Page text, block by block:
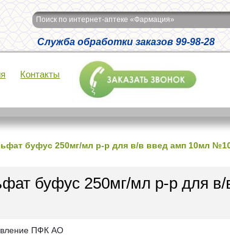
Поиск по интернет-аптеке «Фармация»
Служба обработки заказов 99-98-28
Контакты
буфус 250мг/мл р-р для в/в введ амп 10мл
буфус 250мг/мл р-р для
ПФК АО